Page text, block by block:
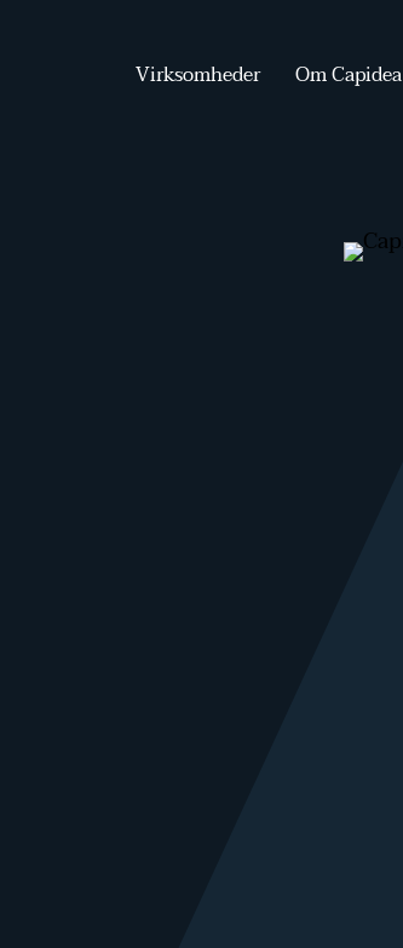
Virksomheder Om Capidea